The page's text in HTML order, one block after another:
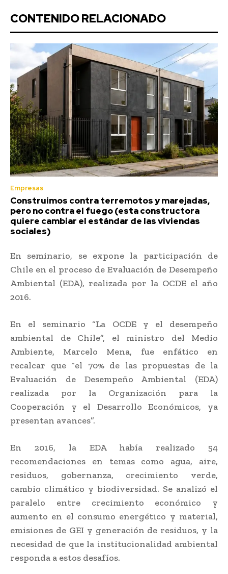
CONTENIDO RELACIONADO
Empresas
Construimos contra terremotos y marejadas,
pero no contra el fuego (esta constructora
quiere cambiar el estándar de las viviendas
sociales)
En seminario, se expone la participación de
Chile en el proceso de Evaluación de Desempeño
Ambiental (EDA), realizada por la OCDE el año
2016.
En el seminario “La OCDE y el desempeño
ambiental de Chile”, el ministro del Medio
Ambiente, Marcelo Mena, fue enfático en
recalcar que “el 70% de las propuestas de la
Evaluación de Desempeño Ambiental (EDA)
realizada por la Organización para la
Cooperación y el Desarrollo Económicos, ya
presentan avances”.
En 2016, la EDA había realizado 54
recomendaciones en temas como agua, aire,
residuos, gobernanza, crecimiento verde,
cambio climático y biodiversidad. Se analizó el
paralelo entre crecimiento económico y
aumento en el consumo energético y material,
emisiones de GEI y generación de residuos, y la
necesidad de que la institucionalidad ambiental
responda a estos desafíos.